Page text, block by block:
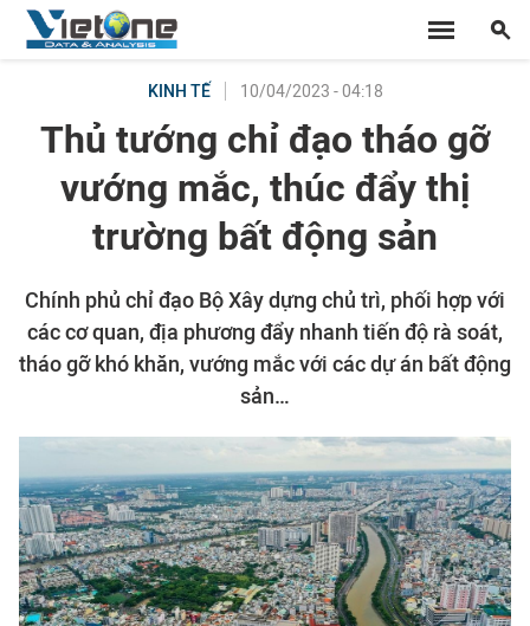
KINH TẾ 10/04/2023 - 04:18
Thủ tướng chỉ đạo tháo gỡ
vướng mắc, thúc đẩy thị
trường bất động sản
Chính phủ chỉ đạo Bộ Xây dựng chủ trì, phối hợp với
các cơ quan, địa phương đẩy nhanh tiến độ rà soát,
tháo gỡ khó khăn, vướng mắc với các dự án bất động
sản…